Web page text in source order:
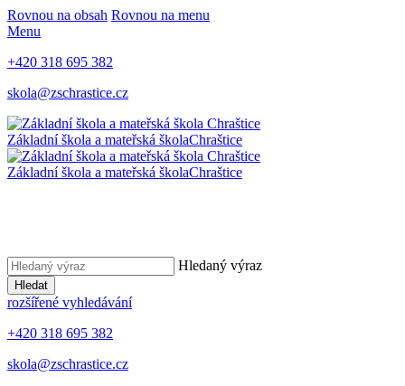
Rovnou na obsah Rovnou na menu
Menu
+420 318 695 382
skola@zschrastice.cz
Základní škola a mateřská školaChraštice
Základní škola a mateřská školaChraštice
Hledaný výraz
Hledat
rozšířené vyhledávání
+420 318 695 382
skola@zschrastice.cz